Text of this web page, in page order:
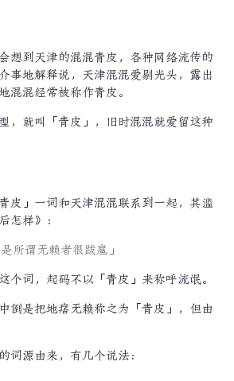
想到天津的混混青皮，各种网络流传的
事地解释说，天津混混爱剔光头，露出
混混经常被称作青皮。
，就叫「青皮」，旧时混混就爱留这种
皮」一词和天津混混联系到一起，其滥
怎样》：
所谓无赖者很跋扈」
个词，起码不以「青皮」来称呼流氓。
倒是把地痞无赖称之为「青皮」，但由
词源由来，有几个说法：